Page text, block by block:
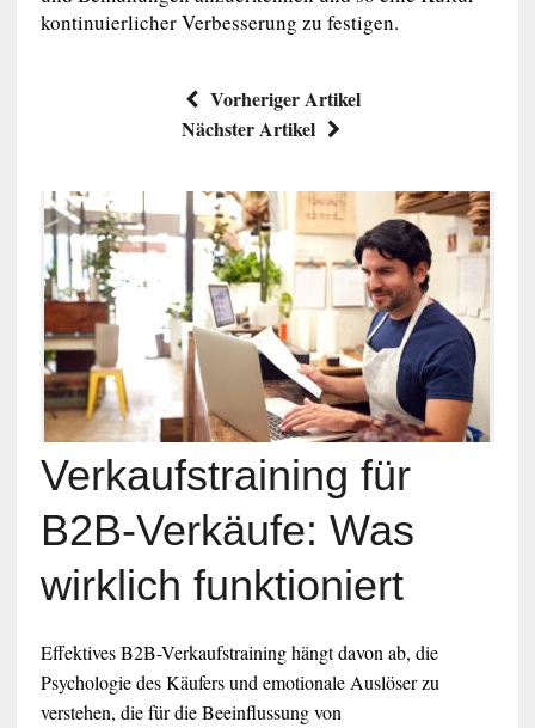
kontinuierlicher Verbesserung zu festigen.
Vorheriger Artikel
Nächster Artikel
Verkaufstraining für
B2B-Verkäufe: Was
wirklich funktioniert
Effektives B2B-Verkaufstraining hängt davon ab, die
Psychologie des Käufers und emotionale Auslöser zu
verstehen, die für die Beeinflussung von